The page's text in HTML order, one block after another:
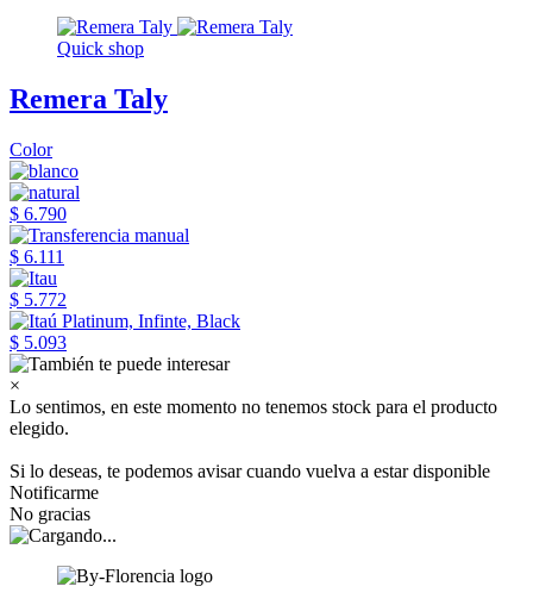
Quick shop
Remera Taly
Color
$ 6.790
$ 6.111
$ 5.772
$ 5.093
×
Lo sentimos, en este momento no tenemos stock para el producto
elegido.
Si lo deseas, te podemos avisar cuando vuelva a estar disponible
Notificarme
No gracias